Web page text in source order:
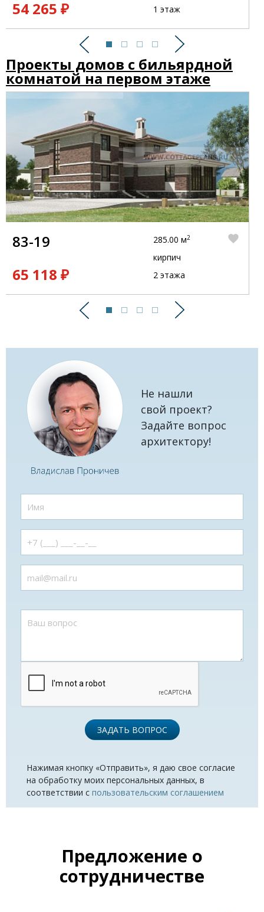
Предыдущий Следующий
54 265 ₽ 1 этаж
Проекты домов с бильярдной
комнатой на первом этаже
Предыдущий Следующий
83-19
65 118 ₽
285.00 м2
кирпич
2 этажа
Не нашли
свой проект?
Задайте вопрос
архитектору!
ЗАДАТЬ ВОПРОС
Нажимая кнопку «Отправить», я даю свое согласие
на обработку моих персональных данных, в
соответствии с пользовательским соглашением
Предложение о
сотрудничестве